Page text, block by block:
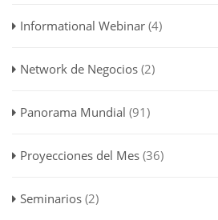
Informational Webinar (4)
Network de Negocios (2)
Panorama Mundial (91)
Proyecciones del Mes (36)
Seminarios (2)